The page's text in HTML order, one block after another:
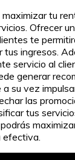
tu
Ofrecer
te
tus ingresos.
servicio al
generar
su vez
las
tus